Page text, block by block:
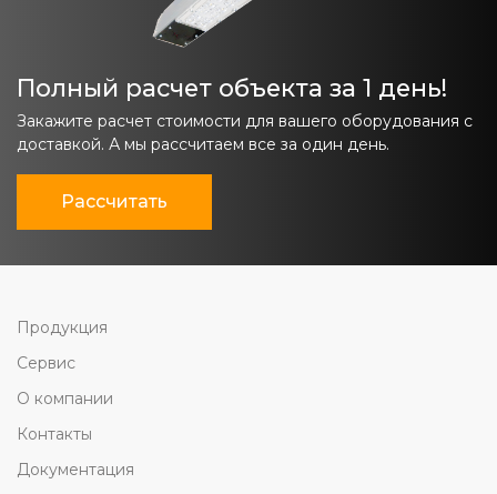
Полный расчет объекта за 1 день!
Закажите расчет стоимости для вашего оборудования с
доставкой. А мы рассчитаем все за один день.
Рассчитать
Продукция
Сервис
О компании
Контакты
Документация